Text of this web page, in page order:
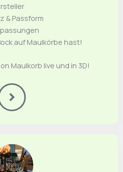
& Passform
auf Maulkörbe hast!
Maulkorb live und in 3D!